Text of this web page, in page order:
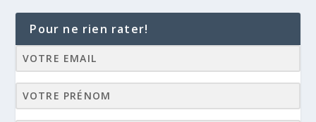
Pour ne rien rater!